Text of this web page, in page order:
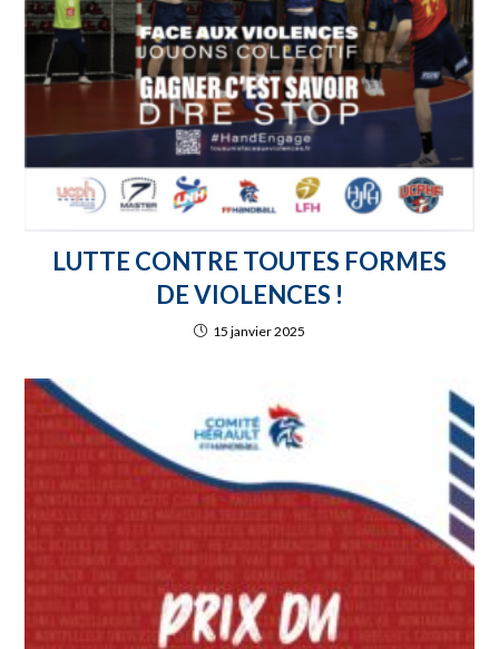
LUTTE CONTRE TOUTES FORMES
DE VIOLENCES !
15 janvier 2025